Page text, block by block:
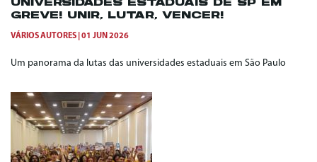
UNIVERSIDADES ESTADUAIS DE SP EM
GREVE! UNIR, LUTAR, VENCER!
VÁRIOS AUTORES 01 JUN 2026
Um panorama da lutas das universidades estaduais em São Paulo